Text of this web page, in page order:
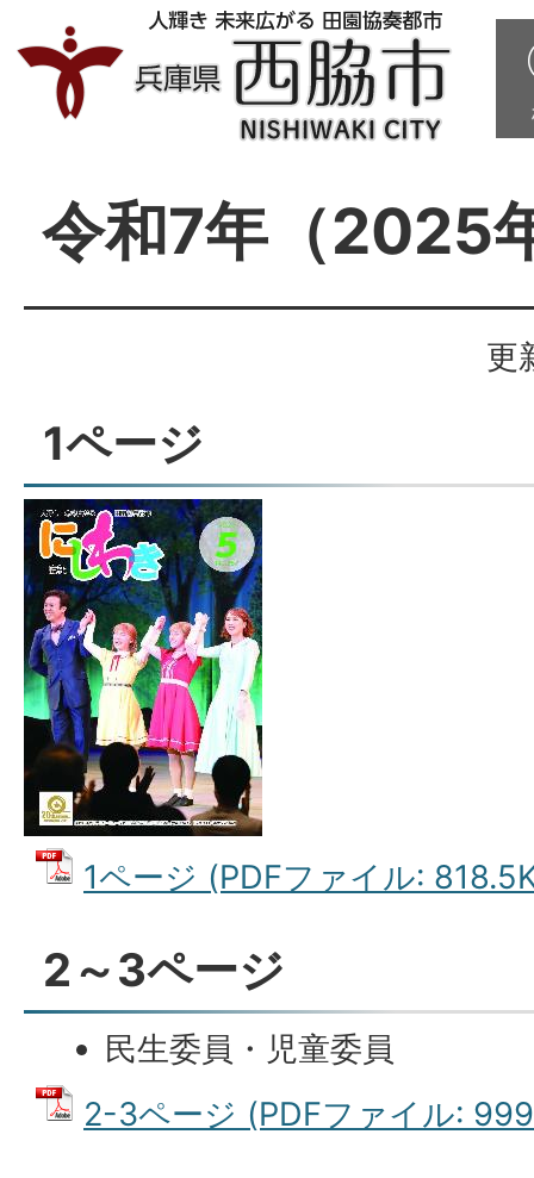
令和7年（2025
更
1ページ
1ページ (PDFファイル:
2～3ページ
民生委員・児童委員
2-3ページ (PDFファイル: